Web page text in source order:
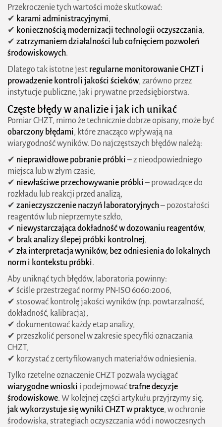
Przekroczenie tych wartości może skutkować:
✔ karami administracyjnymi,
✔ koniecznością modernizacji technologii oczyszczania,
✔ zatrzymaniem działalności lub cofnięciem pozwoleń
środowiskowych.
Dlatego tak istotne jest regularne monitorowanie CHZT i
prowadzenie kontroli jakości ścieków, zarówno przez
instytucje publiczne, jak i prywatne przedsiębiorstwa.
Częste błędy w analizie i jak ich unikać
Pomiar CHZT, mimo że technicznie dobrze opisany, może być
obarczony błędami, które znacząco wpływają na
wiarygodność wyników. Do najczęstszych błędów należą:
✔ nieprawidłowe pobranie próbki– z nieodpowiedniego
miejsca lub w złym czasie,
✔ niewłaściwe przechowywanie próbki– prowadzące do
rozkładu lub reakcji przed analizą,
✔ zanieczyszczenie naczyń laboratoryjnych– pozostałości
reagentów lub nieprzemyte szkło,
✔ niewystarczająca dokładność w dozowaniu reagentów,
✔ brak analizy ślepej próbki kontrolnej,
✔ zła interpretacja wyników, bez odniesienia do lokalnych
norm i kontekstu próbki.
Aby uniknąć tych błędów, laboratoria powinny:
✔ ściśle przestrzegać normy PN-ISO 6060:2006,
✔ stosować kontrolę jakości wyników (np. powtarzalność,
dokładność, kalibracja),
✔ dokumentować każdy etap analizy,
✔ przeszkolić personel w zakresie specyfiki oznaczania
CHZT,
✔ korzystać z certyfikowanych materiałów odniesienia.
Tylko rzetelne oznaczenie CHZT pozwala wyciągać
wiarygodne wnioski i podejmowaćtrafne decyzje
środowiskowe. W kolejnej części artykułu przyjrzymy się,
jak wykorzystuje się wyniki CHZT w praktyce, w ochronie
środowiska, strategiach oczyszczania wód i nowoczesnych